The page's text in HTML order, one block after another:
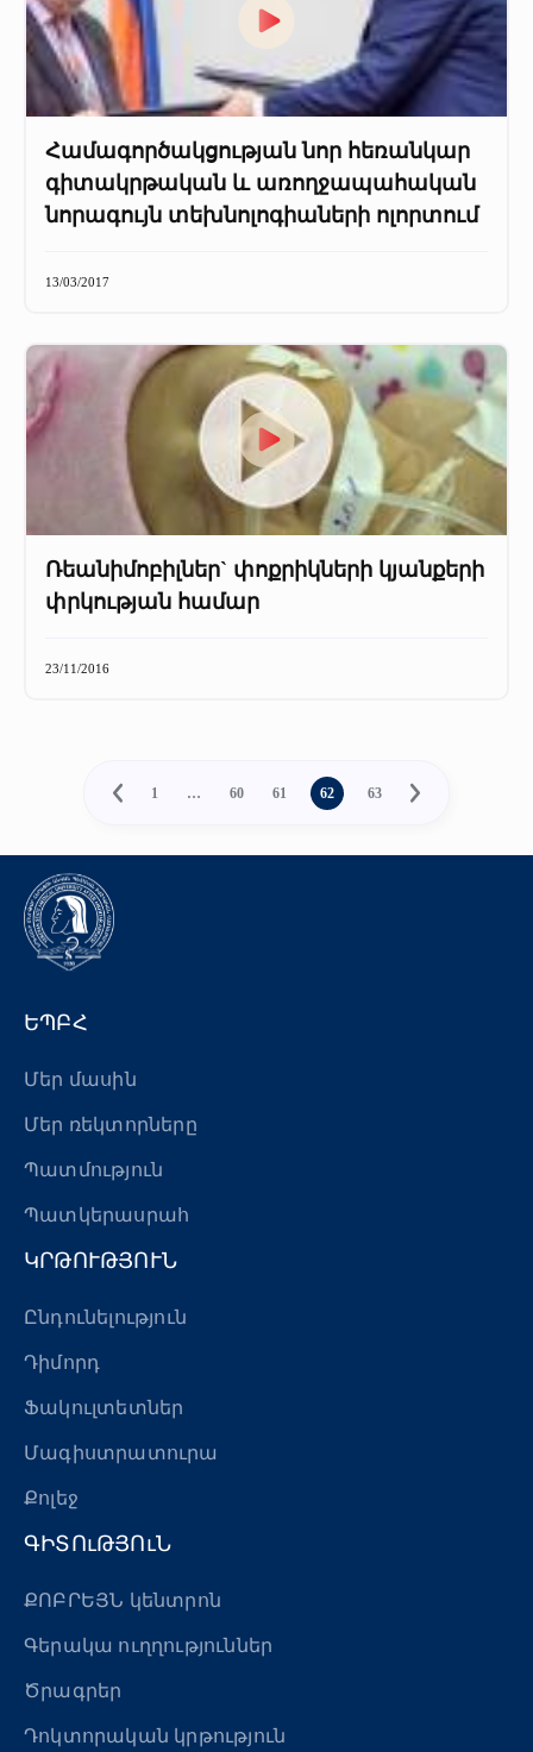
Համագործակցության նոր հեռանկար
գիտակրթական և առողջապահական
նորագույն տեխնոլոգիաների ոլորտում
13/03/2017
Ռեանիմոբիլներ` փոքրիկների կյանքերի
փրկության համար
23/11/2016
1 … 60 61 62 63
ԵՊԲՀ
Մեր մասին
Մեր ռեկտորները
Պատմություն
Պատկերասրահ
ԿՐԹՈՒԹՅՈՒՆ
Ընդունելություն
Դիմորդ
Ֆակուլտետներ
Մագիստրատուրա
Քոլեջ
ԳԻՏՈւԹՅՈւՆ
ՔՈԲՐԵՅՆ կենտրոն
Գերակա ուղղություններ
Ծրագրեր
Դոկտորական կրթություն